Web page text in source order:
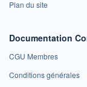
Plan du site
Documentation
CGU Membres
Conditions générales